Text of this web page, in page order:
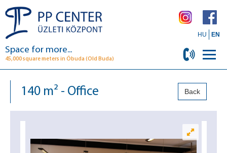
Space for more...
45,000 square meters in Óbuda (Old Buda)
HU EN
140 m² - Office Back